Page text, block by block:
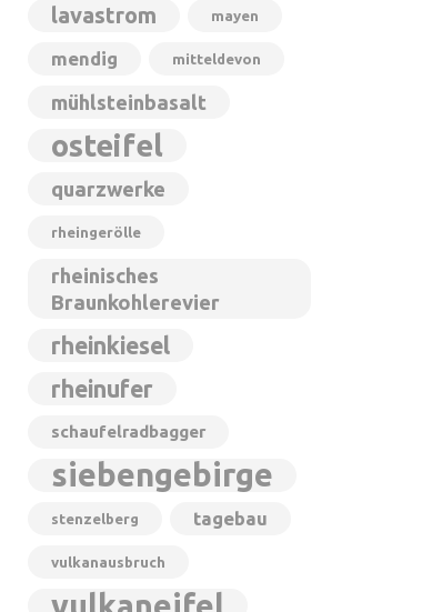
lavastrom mayen
mendig mitteldevon
mühlsteinbasalt
osteifel
quarzwerke
rheingerölle
rheinisches
Braunkohlerevier
rheinkiesel
rheinufer
schaufelradbagger
siebengebirge
stenzelberg tagebau
vulkanausbruch